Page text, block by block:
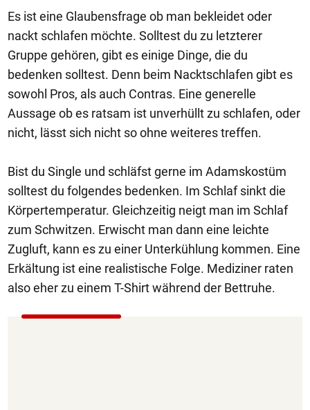
Es ist eine Glaubensfrage ob man bekleidet oder
nackt schlafen möchte. Solltest du zu letzterer
Gruppe gehören, gibt es einige Dinge, die du
bedenken solltest. Denn beim Nacktschlafen gibt es
sowohl Pros, als auch Contras. Eine generelle
Aussage ob es ratsam ist unverhüllt zu schlafen, oder
nicht, lässt sich nicht so ohne weiteres treffen.
Bist du Single und schläfst gerne im Adamskostüm
solltest du folgendes bedenken. Im Schlaf sinkt die
Körpertemperatur. Gleichzeitig neigt man im Schlaf
zum Schwitzen. Erwischt man dann eine leichte
Zugluft, kann es zu einer Unterkühlung kommen. Eine
Erkältung ist eine realistische Folge. Mediziner raten
also eher zu einem T-Shirt während der Bettruhe.